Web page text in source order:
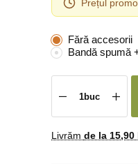
Prețul
Fără accesorii
Bandă spumă
Livrăm de la 15,90